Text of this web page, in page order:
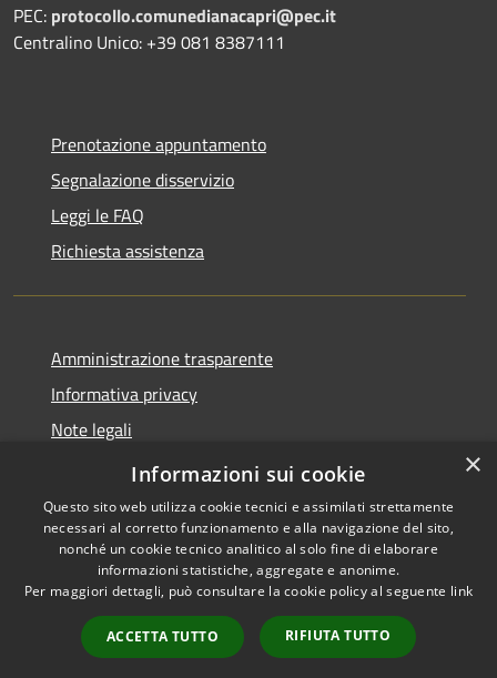
PEC: protocollo.comunedianacapri@pec.it
Centralino Unico: +39 081 8387111
Prenotazione appuntamento
Segnalazione disservizio
Leggi le FAQ
Richiesta assistenza
Amministrazione trasparente
Informativa privacy
Note legali
Dichiarazione di accessibilità
Accessibilità
Copyright © 2026 • Comune di
Anacapri • Powered by
Municipium•
Accesso
redazione
×
Informazioni sui cookie
Questo sito web utilizza cookie tecnici e assimilati strettamente
necessari al corretto funzionamento e alla navigazione del sito,
nonché un cookie tecnico analitico al solo fine di elaborare
informazioni statistiche, aggregate e anonime.
Per maggiori dettagli, può consultare la cookie policy al seguente link
ACCETTA TUTTO RIFIUTA TUTTO